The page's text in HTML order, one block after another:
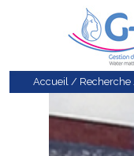
Accueil / Recherche